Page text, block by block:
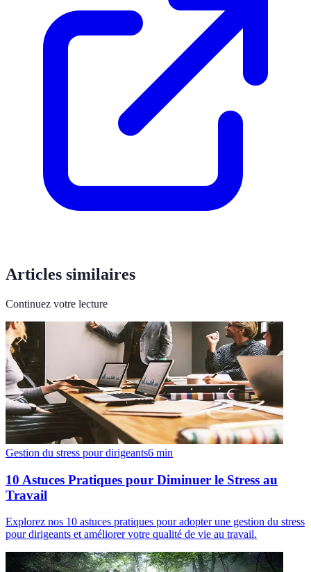
Articles similaires
Continuez votre lecture
Gestion du stress pour dirigeants6 min
10 Astuces Pratiques pour Diminuer le Stress au
Travail
Explorez nos 10 astuces pratiques pour adopter une gestion du stress
pour dirigeants et améliorer votre qualité de vie au travail.